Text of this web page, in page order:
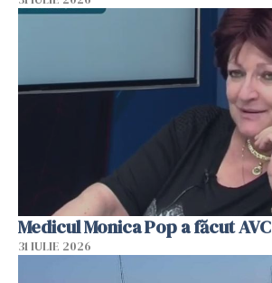
Medicul Monica Pop a făcut AVC
31 IULIE 2026